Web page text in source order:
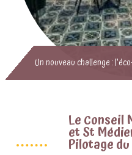
Un nouveau challenge :
Le Conseil
et St
Pilotage